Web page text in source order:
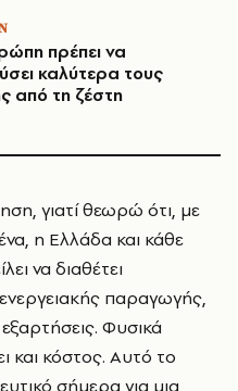
πρέπει να
καλύτερα τους
από τη ζέστη
γιατί θεωρώ ότι, με
η Ελλάδα και κάθε
να διαθέτει
παραγωγής,
Φυσικά
και κόστος. Αυτό το
σήμερα για μια